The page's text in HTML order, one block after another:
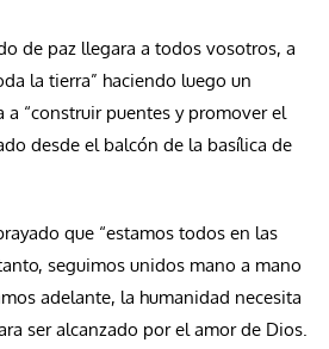
de paz llegara a todos vosotros, a
la tierra” haciendo luego un
“construir puentes y promover el
desde el balcón de la basílica de
que “estamos todos en las
seguimos unidos mano a mano
adelante, la humanidad necesita
ser alcanzado por el amor de Dios.